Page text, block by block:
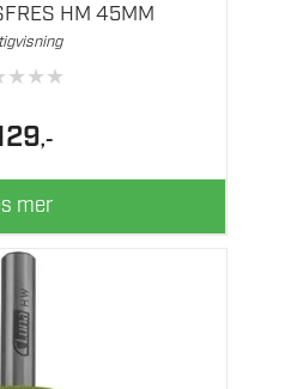
HM 45MM
★★★
,-
mer